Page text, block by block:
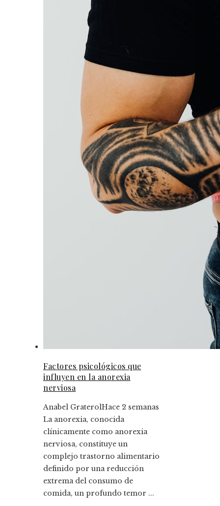
Factores psicológicos que
influyen en la anorexia
nerviosa
Anabel GraterolHace 2 semanas
La anorexia, conocida
clínicamente como anorexia
nerviosa, constituye un
complejo trastorno alimentario
definido por una reducción
extrema del consumo de
comida, un profundo temor ...